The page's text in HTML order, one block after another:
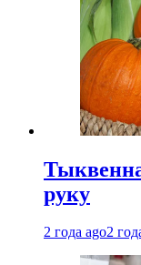
руку
2 года ago2